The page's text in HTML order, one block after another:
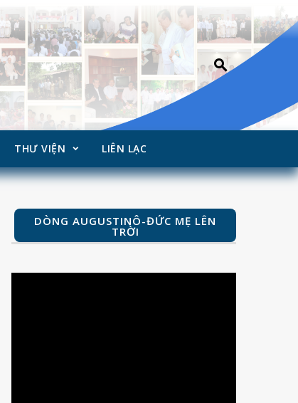
THƯ VIỆN LIÊN LẠC
DÒNG AUGUSTINÔ-ĐỨC MẸ LÊN
TRỜI